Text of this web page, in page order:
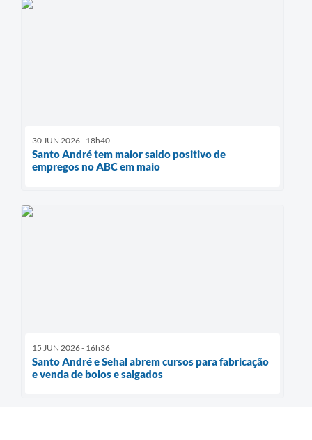
30 JUN 2026 - 18h40
Santo André tem maior saldo positivo de
empregos no ABC em maio
15 JUN 2026 - 16h36
Santo André e Sehal abrem cursos para fabricação
e venda de bolos e salgados